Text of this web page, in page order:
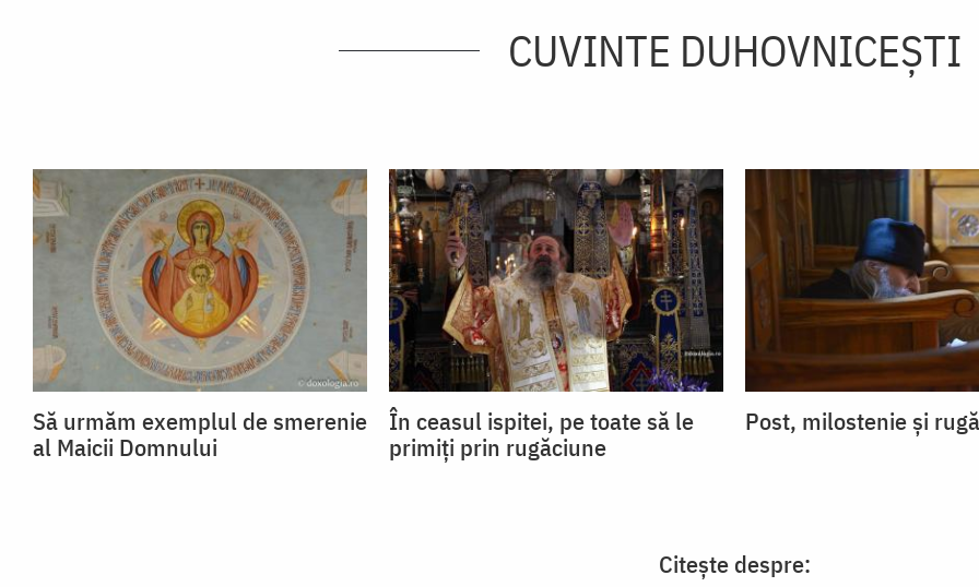
CUVINTE DUHOVNICEȘTI
Să urmăm exemplul de smerenie
al Maicii Domnului
În ceasul ispitei, pe toate să le
primiți prin rugăciune
Post, milostenie și
Citește despre: